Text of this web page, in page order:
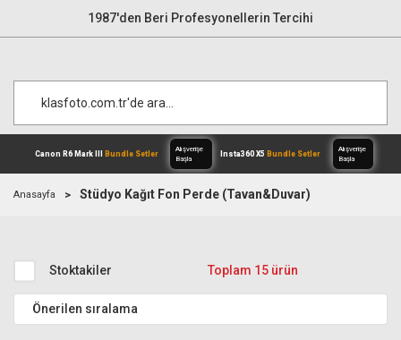
1987'den Beri Profesyonellerin Tercihi
Başla
Anasayfa Stüdyo Kağıt Fon Perde (Tavan&Duvar)
Stoktakiler Toplam 15 ürün